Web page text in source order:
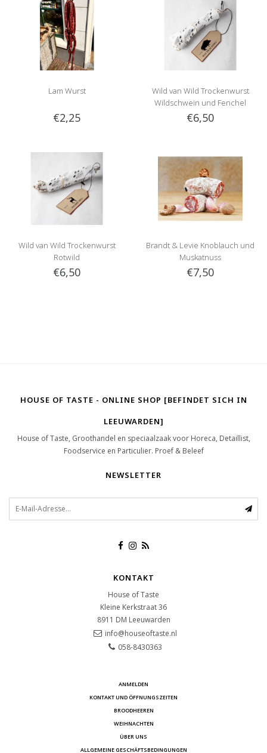
Lam Wurst
€2,25
Wild van Wild Trockenwurst
Wildschwein und Fenchel
€6,50
Wild van Wild Trockenwurst
Rotwild
€6,50
Brandt & Levie Knoblauch und
Muskatnuss
€7,50
HOUSE OF TASTE - ONLINE SHOP [BEFINDET SICH IN
LEEUWARDEN]
House of Taste, Groothandel en speciaalzaak voor Horeca, Detaillist,
Foodservice en Particulier. Proef & Beleef
NEWSLETTER
KONTAKT
House of Taste
Kleine Kerkstraat 36
8911 DM Leeuwarden
info@houseoftaste.nl
058-8430363
ANMELDEN
KONTAKT UND ÖFFNUNGSZEITEN
BROODHEEREN
WEIHNACHTEN
ÜBER UNS
ALLGEMEINE GESCHÄFTSBEDINGUNGEN